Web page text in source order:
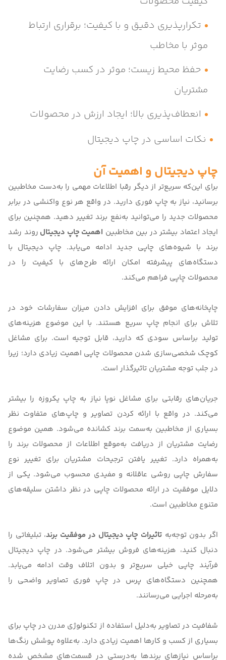
تکرارپذیری دقیق و با کیفیت؛ برقراری ارتباط
موثر با مخاطب
حفظ محیط زیست؛ موثر در کسب رضایت
مشتریان
انعطاف‌پذیری بالا؛ ایجاد ارزش در محصولات
نکات اساسی در چاپ دیجیتال
چاپ دیجیتال و اهمیت آن
برای این‌که سریع‌تر از دیگر رقبا اطلاعات مهمی را به‌دست مخاطبین
برسانید، نیاز به چاپ فوری دارید. در واقع هر نوع واکنشی در برابر
محصولات جدید را می‌توانید به‌نفع برند تغییر دهید. همچنین برای
ایجاد اعتماد بیشتر در بین مخاطبین اهمیت چاپ دیجیتال روند رشد
برند با شیوه‌های چاپی جدید ادامه می‌یابد. چاپ دیجیتال با
دستگاه‌های پیشرفته امکان ارائه طرح‌های با کیفیت را در
محصولات چاپی فراهم می‌کند.
چاپخانه‌های موفق برای افزایش دادن میزان سفارشات خود در
تلاش برای انجام چاپ سریع هستند. با این موضوع هزینه‌های
تولید براساس سودی که دارید، قابل توجیه است. برای مشاغل
کوچک شخصی‌سازی شدن محصولات چاپی اهمیت زیادی دارد؛ زیرا
در جلب توجه مشتریان تاثیرگذار است.
جریان‌های رقابتی برای مشاغل نوپا نیاز به چاپ یکروزه را بیشتر
می‌کند. در واقع با ارائه کردن تصاویر و چاپ‌های متفاوت نظر
بسیاری از مخاطبین به‌سمت برند کشانده می‌شود. همین موضوع
رضایت مشتریان از دریافت به‌موقع اطلاعات از محصولات برند را
به‌همراه دارد. تغییر یافتن ترجیحات مشتریان برای تغییر نوع
سفارش چاپی روشی عاقلانه و مفیدی محسوب می‌شود. یکی از
دلایل موفقیت در ارائه محصولات چاپی در نظر داشتن سلیقه‌های
متنوع مخاطبین است.
اگر بدون توجه‌بهتاثیرات چاپ دیجیتال در موفقیت برند، تبلیغاتی را
دنبال کنید، هزینه‌های فروش بیشتر می‌شود. در چاپ دیجیتال
فرآیند چاپی خیلی سریع‌تر و بدون اتلاف وقت ادامه می‌یابد.
همچنین دستگاه‌های پرس در چاپ فوری تصاویر واضحی را
به‌مرحله اجرایی می‌رسانند.
شفافیت در تصاویر به‌دلیل استفاده از تکنولوژی مدرن در چاپ برای
بسیاری از کسب و کارها اهمیت زیادی دارد. به‌علاوه پوشش رنگ‌ها
براساس نیازهای برندها به‌درستی در قسمت‌های مشخص شده